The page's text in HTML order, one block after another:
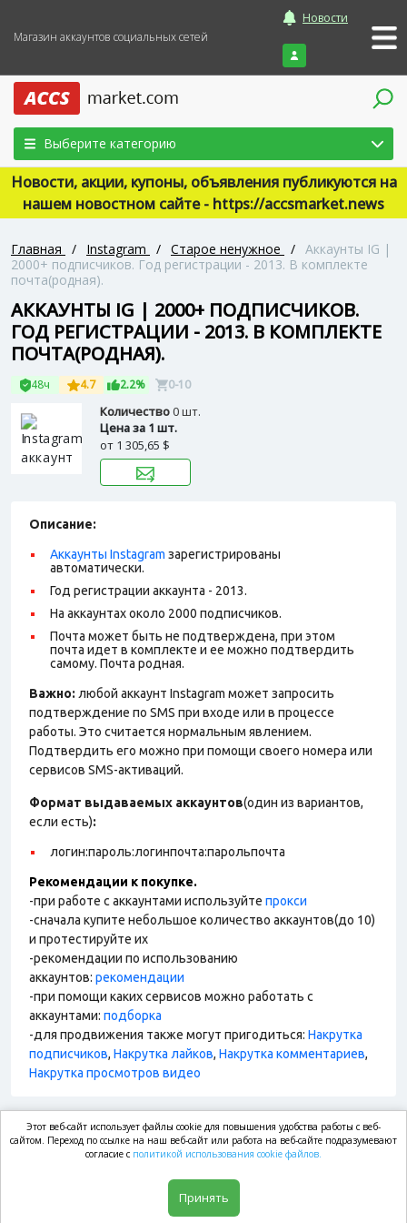
Магазин аккаунтов социальных сетей
Новости
Войти
Выберите категорию
Новости, акции, купоны, объявления публикуются на
нашем новостном сайте - https://accsmarket.news
Главная / Instagram / Старое ненужное / Аккаунты IG |
2000+ подписчиков. Год регистрации - 2013. В комплекте
почта(родная).
АККАУНТЫ IG | 2000+ ПОДПИСЧИКОВ.
ГОД РЕГИСТРАЦИИ - 2013. В КОМПЛЕКТЕ
ПОЧТА(РОДНАЯ).
48ч 4.7 2.2% 0-10
Количество0 шт.
Цена за 1 шт.
от 1 305,65 $
Описание:
Аккаунты Instagram зарегистрированы
автоматически.
Год регистрации аккаунта - 2013.
На аккаунтах около 2000 подписчиков.
Почта может быть не подтверждена, при этом
почта идет в комплекте и ее можно подтвердить
самому. Почта родная.
Важно: любой аккаунт Instagram может запросить
подтверждение по SMS при входе или в процессе
работы. Это считается нормальным явлением.
Подтвердить его можно при помощи своего номера или
сервисов SMS-активаций.
Формат выдаваемых аккаунтов(один из вариантов,
если есть):
логин:пароль:логинпочта:парольпочта
Рекомендации к покупке.
-при работе с аккаунтами используйте прокси
-сначала купите небольшое количество аккаунтов(до 10)
и протестируйте их
-рекомендации по использованию
аккаунтов: рекомендации
-при помощи каких сервисов можно работать с
аккаунтами: подборка
-для продвижения также могут пригодиться: Накрутка
подписчиков, Накрутка лайков, Накрутка комментариев,
Накрутка просмотров видео
market.com
Этот веб-сайт использует файлы cookie для повышения удобства работы с веб-
сайтом. Переход по ссылке на наш веб-сайт или работа на веб-сайте подразумевают
согласие с политикой использования cookie файлов.
Принять